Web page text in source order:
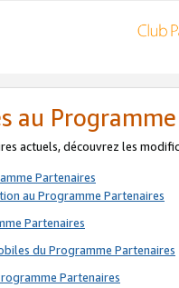
au
actuels, découvrez les
Partenaires
au Programme Partenaires
Partenaires
du Programme Partenaires
Partenaires